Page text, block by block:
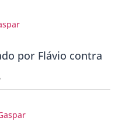
por Flávio contra